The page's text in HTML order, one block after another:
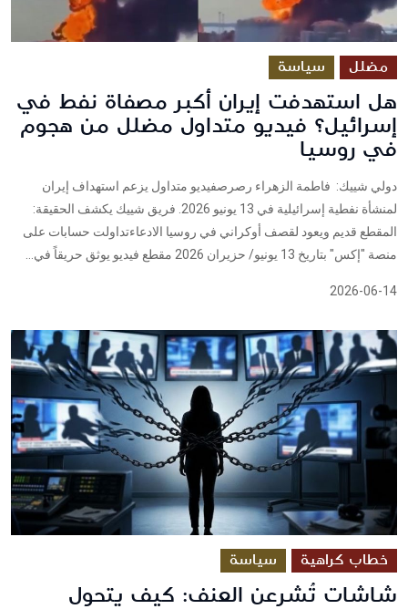
مضلل سياسة
هل استهدفت إيران أكبر مصفاة نفط في
إسرائيل؟ فيديو متداول مضلل من هجوم
في روسيا
دولي شييك: فاطمة الزهراء رصرصفيديو متداول يزعم استهداف إيران
لمنشأة نفطية إسرائيلية في 13 يونيو 2026. فريق شييك يكشف الحقيقة:
المقطع قديم ويعود لقصف أوكراني في روسيا الادعاءتداولت حسابات على
منصة "إكس" بتاريخ 13 يونيو/ حزيران 2026 مقطع فيديو يوثق حريقاً في...
2026-06-14
خطاب كراهية سياسة
شاشات تُشرعن العنف: كيف يتحول